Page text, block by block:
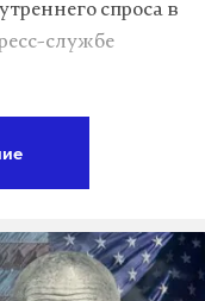
спроса в
службе
поставках и